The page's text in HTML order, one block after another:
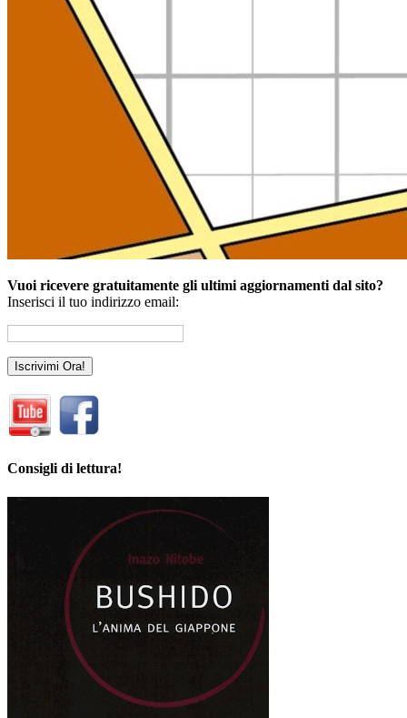
Vuoi ricevere gratuitamente gli ultimi aggiornamenti dal sito?
Inserisci il tuo indirizzo email:
Consigli di lettura!